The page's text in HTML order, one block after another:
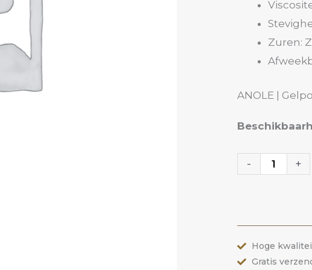
Zuren:
ANOLE |
-
Gelpolish
Earthy
+
Hoge
Gratis